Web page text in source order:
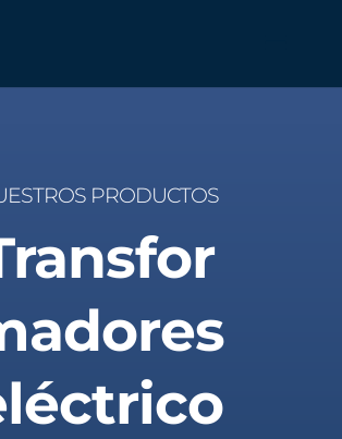
PRODUCTOS